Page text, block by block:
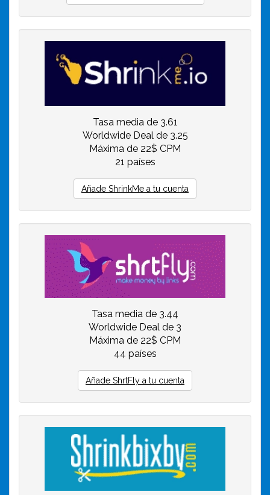
Tasa media de 3.61
Worldwide Deal de 3.25
Máxima de 22$ CPM
21 países
Añade ShrinkMe a tu cuenta
Tasa media de 3.44
Worldwide Deal de 3
Máxima de 22$ CPM
44 países
Añade ShrtFly a tu cuenta